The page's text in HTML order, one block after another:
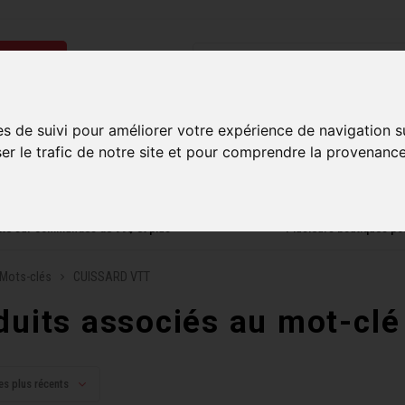
de suivi pour améliorer votre expérience de navigation
le trafic de notre site et pour comprendre la
Homme Accessoires Composantes Liquidation
Mots-clés CUISSARD VTT
associés au mot-clé
plus récents